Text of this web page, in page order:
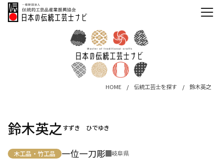
HOME 伝統工芸士を探す 鈴木英之
鈴木英之 すずき ひでゆき
木工品・竹工品 一位一刀彫 岐阜県